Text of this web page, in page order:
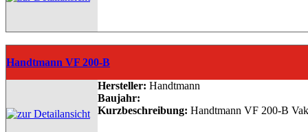
Handtmann VF 200-B
Hersteller: Handtmann
Baujahr:
Kurzbeschreibung: Handtmann VF 200-B